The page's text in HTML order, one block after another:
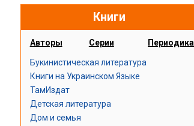
Книги
Авторы Серии Периодика
Букинистическая литература
Книги на Украинском Языке
ТамИздат
Детская литература
Дом и семья